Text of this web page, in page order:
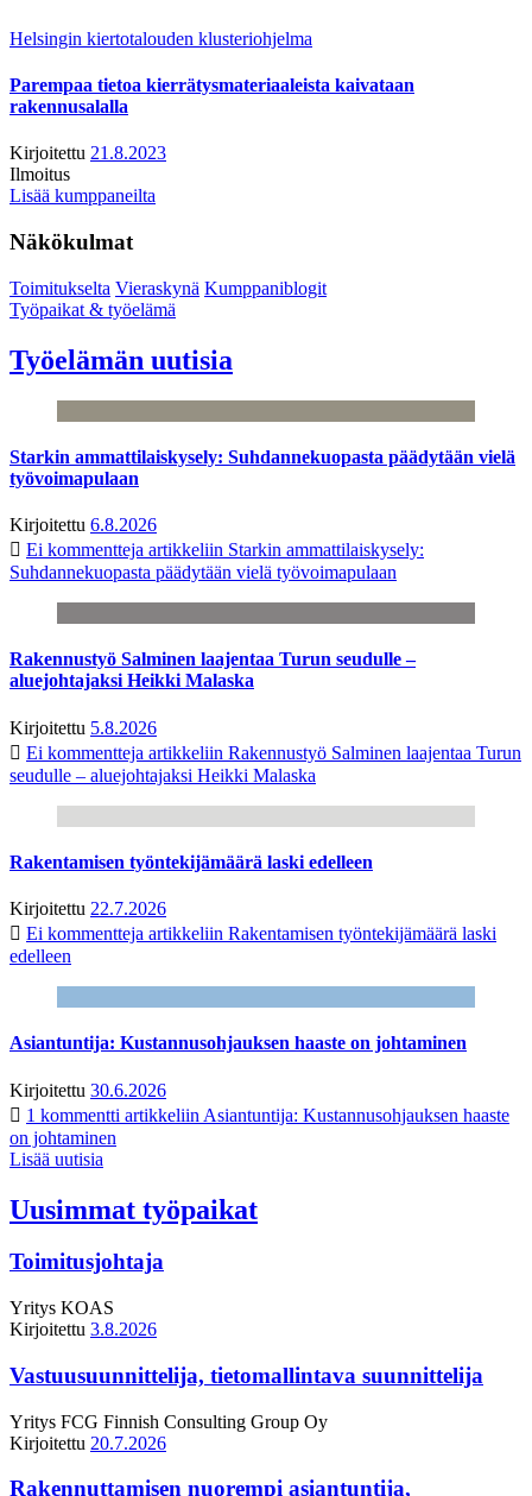
Helsingin kiertotalouden klusteriohjelma
Parempaa tietoa kierrätysmateriaaleista kaivataan
rakennusalalla
Kirjoitettu 21.8.2023
Ilmoitus
Lisää kumppaneilta
Näkökulmat
Toimitukselta Vieraskynä Kumppaniblogit
Työpaikat & työelämä
Työelämän uutisia
Starkin ammattilaiskysely: Suhdannekuopasta päädytään vielä
työvoimapulaan
Kirjoitettu 6.8.2026
Ei kommentteja artikkeliin Starkin ammattilaiskysely:
Suhdannekuopasta päädytään vielä työvoimapulaan
Rakennustyö Salminen laajentaa Turun seudulle –
aluejohtajaksi Heikki Malaska
Kirjoitettu 5.8.2026
Ei kommentteja artikkeliin Rakennustyö Salminen laajentaa Turun
seudulle – aluejohtajaksi Heikki Malaska
Rakentamisen työntekijämäärä laski edelleen
Kirjoitettu 22.7.2026
Ei kommentteja artikkeliin Rakentamisen työntekijämäärä laski
edelleen
Asiantuntija: Kustannusohjauksen haaste on johtaminen
Kirjoitettu 30.6.2026
1 kommentti artikkeliin Asiantuntija: Kustannusohjauksen haaste
on johtaminen
Lisää uutisia
Uusimmat työpaikat
Toimitusjohtaja
Yritys KOAS
Kirjoitettu 3.8.2026
Vastuusuunnittelija, tietomallintava suunnittelija
Yritys FCG Finnish Consulting Group Oy
Kirjoitettu 20.7.2026
Rakennuttamisen nuorempi asiantuntija,